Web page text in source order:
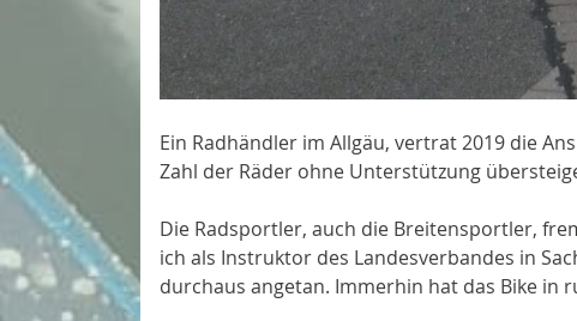
Ein Radhändler im Allgäu, vertrat 2019 die
Zahl der Räder ohne Unterstützung
Die Radsportler, auch die Breitensportler,
ich als Instruktor des Landesverbandes in
durchaus angetan. Immerhin hat das Bike in